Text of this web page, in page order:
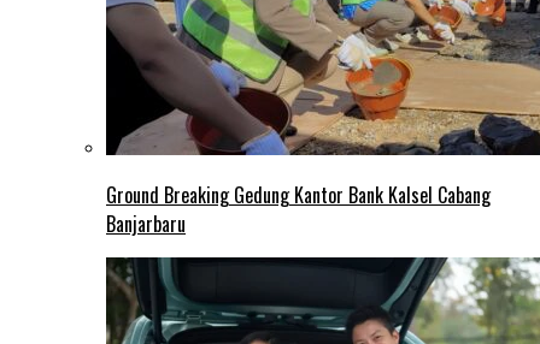
Ground Breaking Gedung Kantor Bank Kalsel Cabang
Banjarbaru